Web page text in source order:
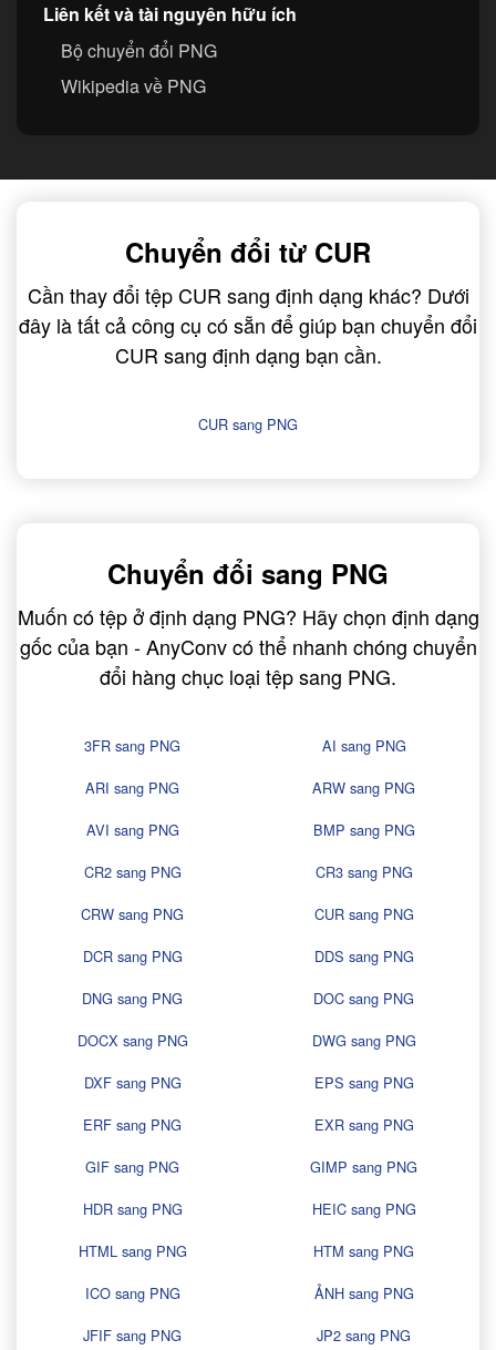
Liên kết và tài nguyên hữu ích
Bộ chuyển đổi PNG
Wikipedia về PNG
Chuyển đổi từ CUR
Cần thay đổi tệp CUR sang định dạng khác? Dưới
đây là tất cả công cụ có sẵn để giúp bạn chuyển đổi
CUR sang định dạng bạn cần.
CUR sang PNG
Chuyển đổi sang PNG
Muốn có tệp ở định dạng PNG? Hãy chọn định dạng
gốc của bạn - AnyConv có thể nhanh chóng chuyển
đổi hàng chục loại tệp sang PNG.
3FR sang PNG
AI sang PNG
ARI sang PNG
ARW sang PNG
AVI sang PNG
BMP sang PNG
CR2 sang PNG
CR3 sang PNG
CRW sang PNG
CUR sang PNG
DCR sang PNG
DDS sang PNG
DNG sang PNG
DOC sang PNG
DOCX sang PNG
DWG sang PNG
DXF sang PNG
EPS sang PNG
ERF sang PNG
EXR sang PNG
GIF sang PNG
GIMP sang PNG
HDR sang PNG
HEIC sang PNG
HTML sang PNG
HTM sang PNG
ICO sang PNG
ẢNH sang PNG
JFIF sang PNG
JP2 sang PNG